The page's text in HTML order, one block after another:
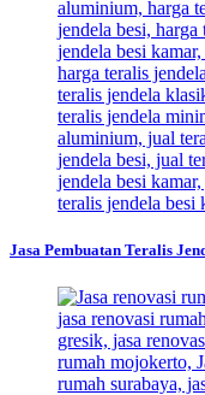
Jasa Pembuatan Teralis